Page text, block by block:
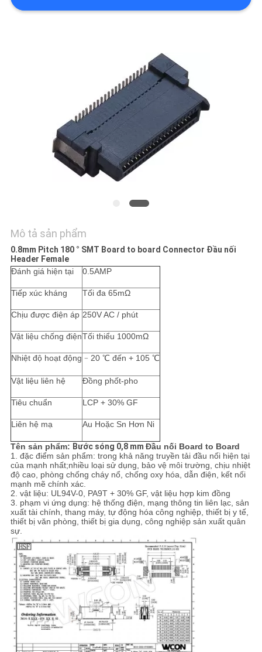
HỆ
WEB
PRIVACY
POLICY
Mô tả sản phẩm
0.8mm Pitch 180 ° SMT Board to board Connector Đầu nối
Header Female
Đánh giá hiện tại
0.5AMP
Tiếp xúc kháng Tối đa 65mΩ
Chịu được điện áp 250V AC / phút
Vật liệu chống điệnTối thiểu 1000mΩ
Nhiệt độ hoạt động ﹣20 ℃ đến + 105 ℃
Vật liệu liên hệ Đồng phốt-pho
Tiêu chuẩn LCP + 30% GF
Liên hệ mạ Au Hoặc Sn Hơn Ni
Tên sản phẩm: Bước sóng 0,8 mm Đầu nối Board to Board
1. đặc điểm sản phẩm: trong khả năng truyền tải đầu nối hiện tại
của mạnh nhất;nhiều loại sử dụng, bảo vệ môi trường, chịu nhiệt
độ cao, phòng chống cháy nổ, chống oxy hóa, dẫn điện, kết nối
mạnh mẽ chính xác.
2. vật liệu: UL94V-0, PA9T + 30% GF, vật liệu hợp kim đồng
3. phạm vi ứng dụng: hệ thống điện, mạng thông tin liên lạc, sản
xuất tài chính, thang máy, tự động hóa công nghiệp, thiết bị y tế,
thiết bị văn phòng, thiết bị gia dụng, công nghiệp sản xuất quân
sự.